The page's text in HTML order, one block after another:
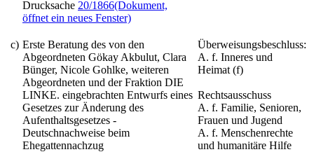
Drucksache 20/1866(Dokument,
öffnet ein neues Fenster)
c) Erste Beratung des von den
Abgeordneten Gökay Akbulut, Clara
Bünger, Nicole Gohlke, weiteren
Abgeordneten und der Fraktion DIE
LINKE. eingebrachten Entwurfs eines
Gesetzes zur Änderung des
Aufenthaltsgesetzes -
Deutschnachweise beim
Ehegattennachzug
Überweisungsbeschluss:
A. f. Inneres und
Heimat (f)
Rechtsausschuss
A. f. Familie, Senioren,
Frauen und Jugend
A. f. Menschenrechte
und humanitäre Hilfe